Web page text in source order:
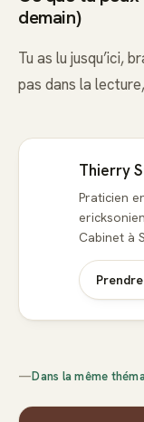
demain)
Tu as lu jusqu’ici,
pas dans la
Thierry
Praticien
Cabinet à
—Dans la même